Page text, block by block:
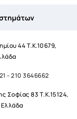
44 Τ.Κ.10679,
-210 3646662
Σοφίας 83 Τ.Κ.15124,